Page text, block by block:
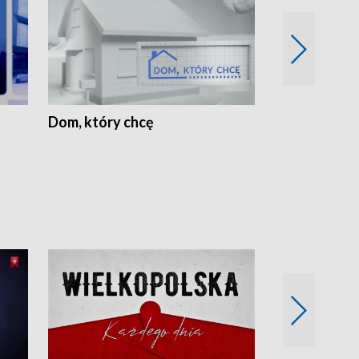
Dom, który chcę